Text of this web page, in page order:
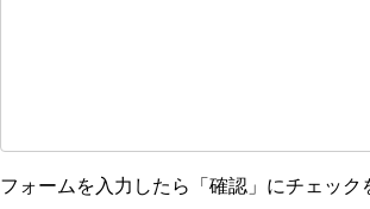
フォームを入力したら「確認」にチェック